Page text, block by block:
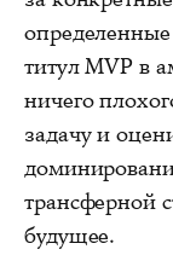
титул MVP в
ничего
задачу и
трансферной
будущее.